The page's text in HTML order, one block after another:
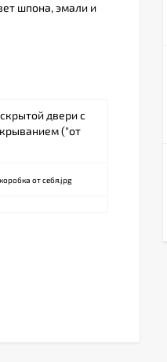
шпона, эмали и
двери с
("от